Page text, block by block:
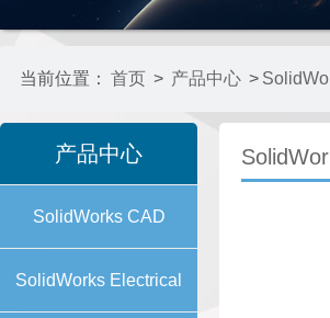
当前位置： 首页 > 产品中心 >
产品中心
SolidWorks CAD
SolidWorks Electrical